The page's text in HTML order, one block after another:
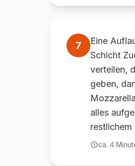
7
Eine
Schicht
verteilen,
geben,
alles
restlichem
ca. 4